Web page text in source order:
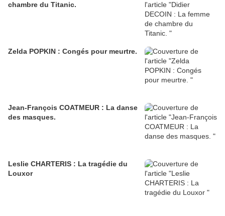
chambre du Titanic.
Zelda POPKIN : Congés pour meurtre.
Jean-François COATMEUR : La danse
des masques.
Leslie CHARTERIS : La tragédie du
Louxor